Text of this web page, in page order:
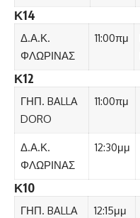
Κ14
Δ.Α.Κ.
ΦΛΩΡΙΝΑΣ
11:00πμ
Κ12
ΓΗΠ. BALLA
DORO
11:00πμ
Δ.Α.Κ.
ΦΛΩΡΙΝΑΣ
12:30μμ
Κ10
ΓΗΠ. BALLA
12:15μμ